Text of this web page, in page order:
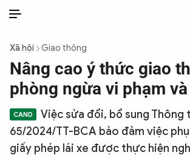
THỜI SỰ
CHỐNG DIỄN BIẾN HÒA BÌNH
CÔNG AN TRONG LÒNG DÂN
Xã hội Giao thông
Nâng cao ý thức giao
phòng ngừa vi phạm
Việc sửa đổi, bổ sung Thông
65/2024/TT-BCA bảo đảm việc
giấy phép lái xe được thực hiện